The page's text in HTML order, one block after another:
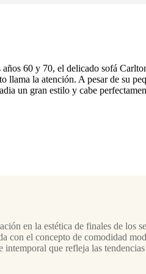
60 y 70, el delicado sofá
llama la atención. A pesar de su
un gran estilo y cabe
en la estética de finales de los
con el concepto de comodidad
intemporal que refleja las